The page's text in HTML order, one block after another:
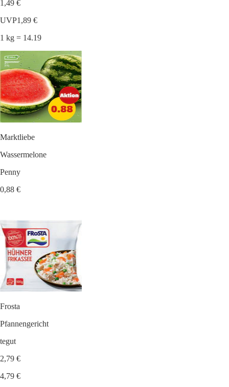
1,49 €
UVP1,89 €
1 kg = 14.19
Marktliebe
Wassermelone
Penny
0,88 €
Frosta
Pfannengericht
tegut
2,79 €
4,79 €